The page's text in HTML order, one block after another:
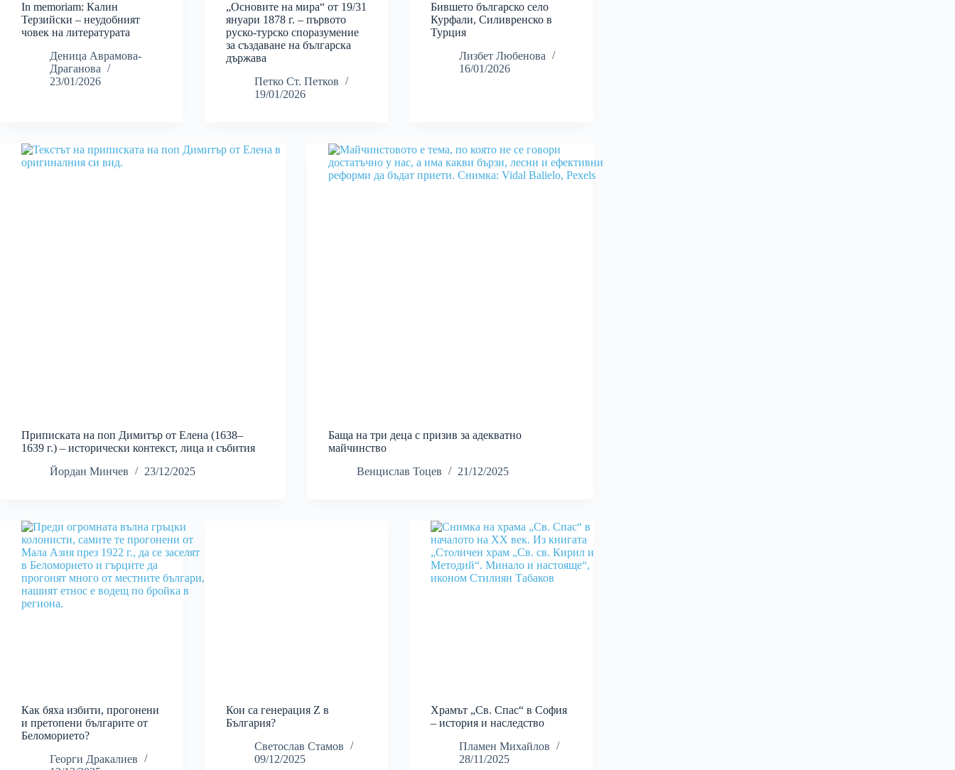
In memoriam: Калин
Терзийски – неудобният
човек на литературата
Деница Аврамова-
Драганова
23/01/2026
„Основите на мира“ от 19/31
януари 1878 г. – първото
руско-турско споразумение
за създаване на българска
държава
Петко Ст. Петков
19/01/2026
Бившето българско село
Курфали, Силивренско в
Турция
Лизбет Любенова
16/01/2026
Приписката на поп Димитър от Елена (1638–
1639 г.) – исторически контекст, лица и събития
Йордан Минчев
23/12/2025
Баща на три деца с призив за адекватно
майчинство
Венцислав Тоцев
21/12/2025
Как бяха избити, прогонени
и претопени българите от
Беломорието?
Георги Дракалиев
Кои са генерация Z в
България?
Светослав Стамов
09/12/2025
Храмът „Св. Спас“ в София
– история и наследство
Пламен Михайлов
28/11/2025